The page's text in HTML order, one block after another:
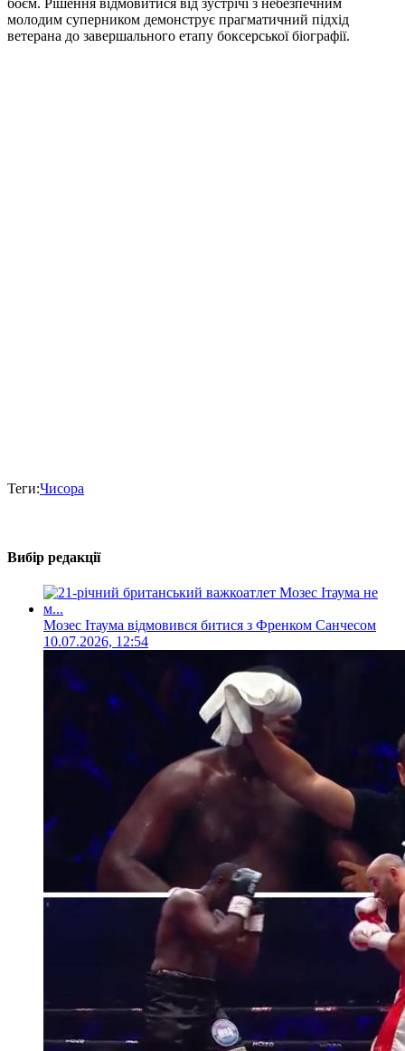
боєм. Рішення відмовитися від зустрічі з небезпечним
молодим суперником демонструє прагматичний підхід
ветерана до завершального етапу боксерської біографії.
Теги:Чисора
Вибір редакції
Мозес Ітаума відмовився битися з Френком Санчесом
10.07.2026, 12:54